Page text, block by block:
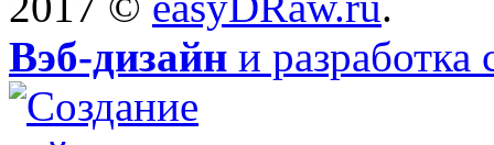
Вэб-дизайн и разработка